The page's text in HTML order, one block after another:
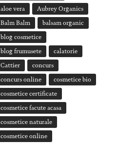
aloe vera Aubrey Organics
Balm Balm balsam organic
blog cosmetice
blog frumusete calatorie
Cattier concurs
concurs online cosmetice bio
cosmetice certificate
cosmetice facute acasa
cosmetice naturale
cosmetice online